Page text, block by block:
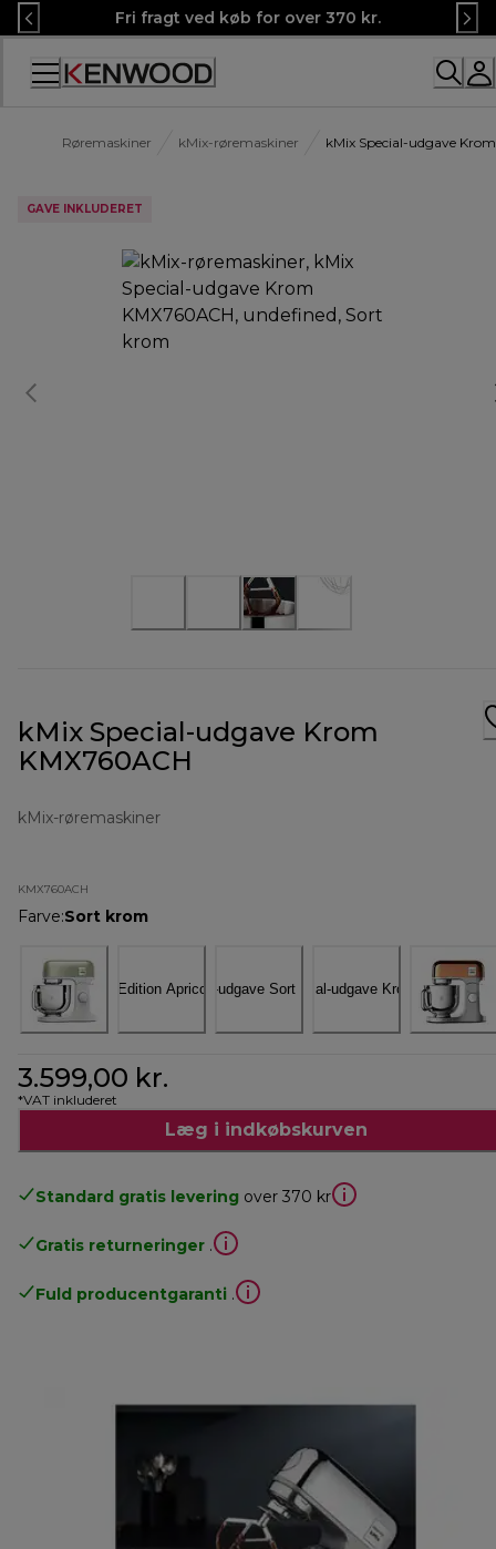
Skip
to
Content
Fri fragt ved køb for over 370 kr.
Røremaskiner kMix-røremaskiner kMix Special-udgave
GAVE INKLUDERET
kMix Special-udgave Krom
KMX760ACH
kMix-røremaskiner
KMX760ACH
Farve:Sort krom
3.599,00 kr.
*VAT inkluderet
Læg i indkøbskurven
Standard gratis levering over 370 kr
Gratis returneringer .
Fuld producentgaranti .